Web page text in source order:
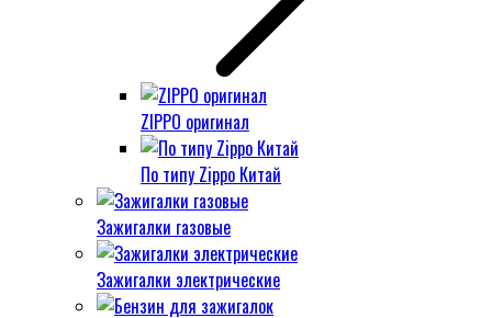
ZIPPO оригинал
По типу Zippo Китай
Зажигалки газовые
Зажигалки электрические